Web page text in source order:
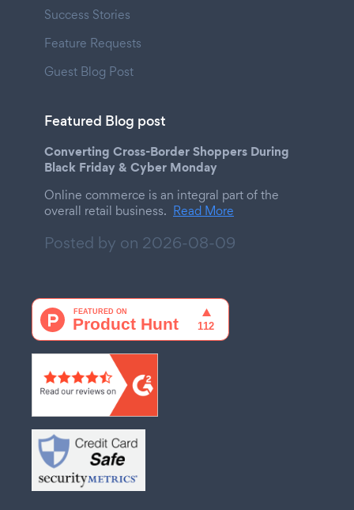
Success Stories
Feature Requests
Guest Blog Post
Featured Blog post
Converting Cross-Border Shoppers During
Black Friday & Cyber Monday
Online commerce is an integral part of the
overall retail business. Read More
Posted by on 2026-08-09